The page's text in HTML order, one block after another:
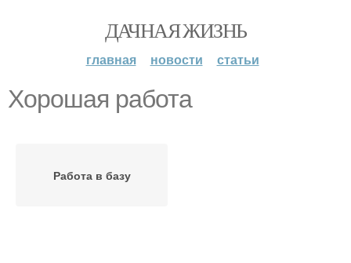
ДАЧНАЯ ЖИЗНЬ
главная новости статьи
Хорошая работа
Работа в базу